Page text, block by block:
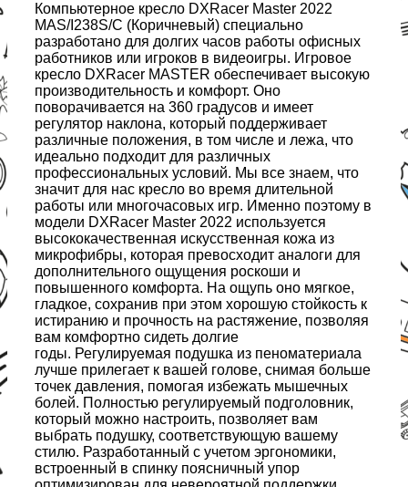
Компьютерное кресло DXRacer Master 2022
MAS/I238S/C (Коричневый) специально
разработано для долгих часов работы офисных
работников или игроков в видеоигры. Игровое
кресло DXRacer MASTER обеспечивает высокую
производительность и комфорт. Оно
поворачивается на 360 градусов и имеет
регулятор наклона, который поддерживает
различные положения, в том числе и лежа, что
идеально подходит для различных
профессиональных условий. Мы все знаем, что
значит для нас кресло во время длительной
работы или многочасовых игр. Именно поэтому в
модели DXRacer Master 2022 используется
высококачественная искусственная кожа из
микрофибры, которая превосходит аналоги для
дополнительного ощущения роскоши и
повышенного комфорта. На ощупь оно мягкое,
гладкое, сохранив при этом хорошую стойкость к
истиранию и прочность на растяжение, позволяя
вам комфортно сидеть долгие
годы. Регулируемая подушка из пеноматериала
лучше прилегает к вашей голове, снимая больше
точек давления, помогая избежать мышечных
болей. Полностью регулируемый подголовник,
который можно настроить, позволяет вам
выбрать подушку, соответствующую вашему
стилю. Разработанный с учетом эргономики,
встроенный в спинку поясничный упор